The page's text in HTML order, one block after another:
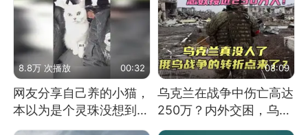
8.8万 次播放 00:32
网友分享自己养的小猫，
本以为是个灵珠没想到是
魔丸
08:09
乌克兰在战争中伤亡高达
250万？内外交困，乌克
兰这下真没人了！